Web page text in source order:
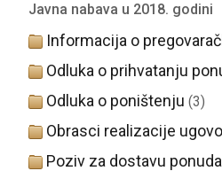
Javna nabava u 2018. godini
Informacija o
Odluka o prihvatanju
Odluka o poništenju (3)
Obrasci realizacije
Poziv za dostavu ponuda